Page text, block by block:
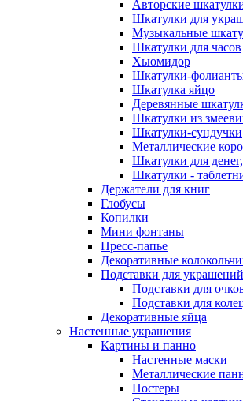
Авторские
Шкатулки для
Музыкальные
Шкатулки для часов
Хьюмидор
Шкатулки-
Шкатулка яйцо
Деревянные
Шкатулки из
Шкатулки-сундучки
Металлические
Шкатулки для
Шкатулки -
Держатели для книг
Глобусы
Копилки
Мини фонтаны
Пресс-папье
Декоративные
Подставки для украшений
Подставки для
Подставки для
Декоративные яйца
Настенные украшения
Картины и панно
Настенные маски
Металлические
Постеры